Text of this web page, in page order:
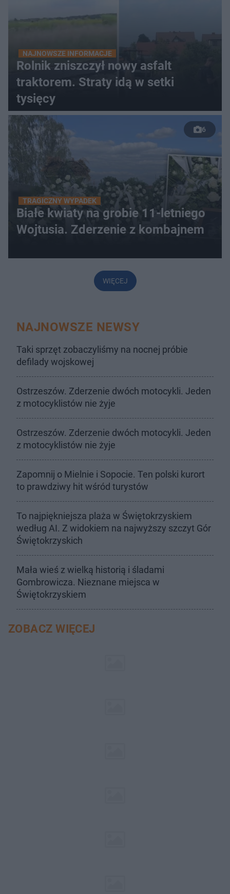
NAJNOWSZE INFORMACJE
Rolnik zniszczył nowy asfalt
traktorem. Straty idą w setki
tysięcy
6
TRAGICZNY WYPADEK
Białe kwiaty na grobie 11-letniego
Wojtusia. Zderzenie z kombajnem
WIĘCEJ
NAJNOWSZE NEWSY
Taki sprzęt zobaczyliśmy na nocnej próbie
defilady wojskowej
Ostrzeszów. Zderzenie dwóch motocykli. Jeden
z motocyklistów nie żyje
Ostrzeszów. Zderzenie dwóch motocykli. Jeden
z motocyklistów nie żyje
Zapomnij o Mielnie i Sopocie. Ten polski kurort
to prawdziwy hit wśród turystów
To najpiękniejsza plaża w Świętokrzyskiem
według AI. Z widokiem na najwyższy szczyt Gór
Świętokrzyskich
Mała wieś z wielką historią i śladami
Gombrowicza. Nieznane miejsca w
Świętokrzyskiem
ZOBACZ WIĘCEJ